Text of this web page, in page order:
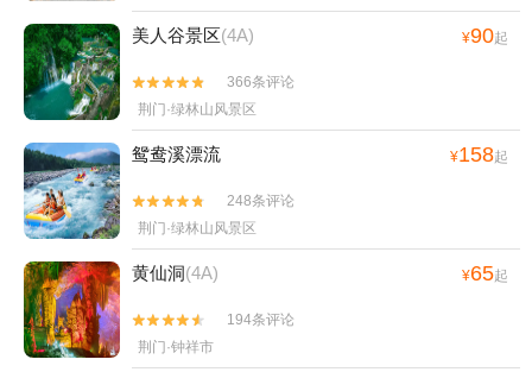
美人谷景区(4A) ¥90起


366条评论
荆门·绿林山风景区
鸳鸯溪漂流 ¥158起


248条评论
荆门·绿林山风景区
黄仙洞(4A) ¥65起


194条评论
荆门·钟祥市